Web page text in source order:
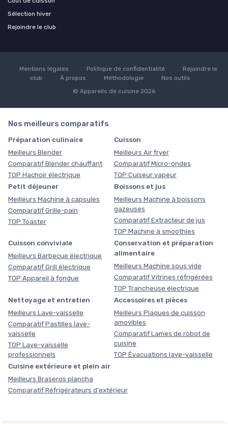
Sélection hiver
Rejoindre le club
Mentions légales Politique de confidentialité
Rejoindre le
club
À propos Méthodologie
Nos outils
© Appareils de cuisine 2026
Nos meilleurs comparatifs
Préparation culinaire
Meilleurs Blender
Comparatif Blender chauffant
TOP Hachoir électrique
Cuisson
Meilleurs Air fryer
Comparatif Micro-ondes
TOP Cuiseur vapeur
Petit déjeuner
Meilleurs Machine à capsules
Comparatif Grille-pain
TOP Toaster
Boissons et jus
Meilleurs Machine à boissons
gazeuses
Comparatif Extracteur de jus
TOP Machine à smoothies
Cuisson conviviale
Meilleurs Barbecue électrique
Comparatif Grill électrique
TOP Appareil à fondue
Conservation et préparation
alimentaire
Meilleurs Machine sous vide
Comparatif Vitrines réfrigérées
TOP Trancheuse électrique
Nettoyage et entretien
Meilleurs Lave-vaisselle
Comparatif Pastilles lave-
vaisselle
TOP Lave-vaisselle
professionnels
Accessoires et pièces
Meilleurs Plaques de cuisson
amovibles
Comparatif Lames de robot de
cuisine
TOP Évacuations lave-vaisselle
Cuisine extérieure et plein air
Meilleurs Braseros plancha
Comparatif Réfrigérateurs d'extérieur